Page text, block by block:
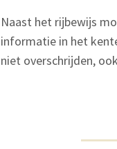
Naast het rijbewijs
informatie in het
niet overschrijden,